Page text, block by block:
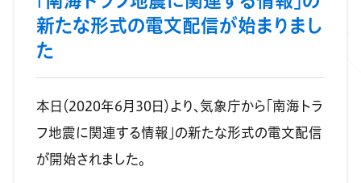
新たな形式の電文配信が始まりまし
た
本日（2020年6月30日）より、気象庁から「南海トラ
フ地震に関連する情報」の新たな形式の電文配信
が開始されました。